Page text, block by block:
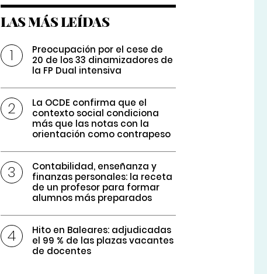
LAS MÁS LEÍDAS
Preocupación por el cese de
20 de los 33 dinamizadores de
la FP Dual intensiva
La OCDE confirma que el
contexto social condiciona
más que las notas con la
orientación como contrapeso
Contabilidad, enseñanza y
finanzas personales: la receta
de un profesor para formar
alumnos más preparados
Hito en Baleares: adjudicadas
el 99 % de las plazas vacantes
de docentes